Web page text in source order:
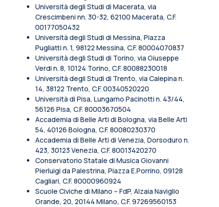
Università degli Studi di Macerata, via
Crescimbeni nn. 30-32, 62100 Macerata, C.F.
00177050432
Università degli Studi di Messina, Piazza
Pugliatti n. 1, 98122 Messina, C.F. 80004070837
Università degli Studi di Torino, via Giuseppe
Verdi n. 8, 10124 Torino, C.F. 80088230018
Università degli Studi di Trento, via Calepina n.
14, 38122 Trento, C.F. 00340520220
Università di Pisa, Lungarno Pacinotti n. 43/44,
56126 Pisa, C.F. 80003670504
Accademia di Belle Arti di Bologna, via Belle Arti
54, 40126 Bologna, C.F. 80080230370
Accademia di Belle Arti di Venezia, Dorsoduro n.
423, 30123 Venezia, C.F. 80013420270
Conservatorio Statale di Musica Giovanni
Pierluigi da Palestrina, Piazza E.Porrino, 09128
Cagliari, C.F. 80000960924
Scuole Civiche di Milano – FdP, Alzaia Naviglio
Grande, 20, 20144 Milano, C.F. 97269560153